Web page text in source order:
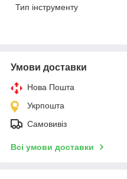
Тип інструменту
Умови доставки
Нова Пошта
Укрпошта
Самовивіз
Всі умови доставки